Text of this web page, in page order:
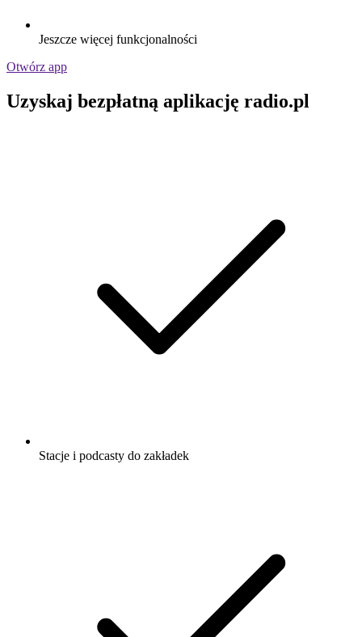
Jeszcze więcej funkcjonalności
Otwórz app
Uzyskaj bezpłatną aplikację radio.pl
Stacje i podcasty do zakładek